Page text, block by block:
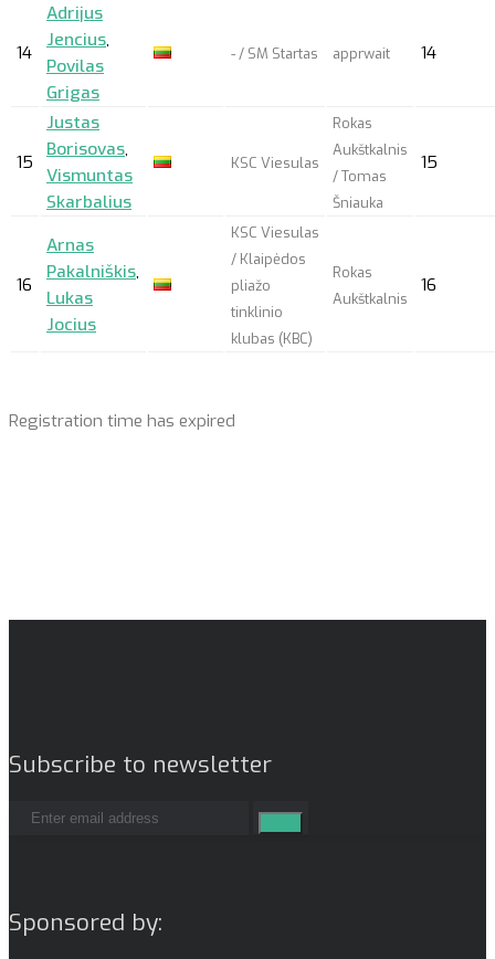
14
Adrijus
Jencius,
Povilas
Grigas
- / SM Startas apprwait 14
15
Justas
Borisovas,
Vismuntas
Skarbalius
KSC Viesulas
Rokas
Aukštkalnis
/ Tomas
Šniauka
15
16
Arnas
Pakalniškis,
Lukas
Jocius
KSC Viesulas
/ Klaipėdos
pliažo
tinklinio
klubas (KBC)
Rokas
Aukštkalnis
16
Registration time has expired
Subscribe to newsletter
Sponsored by: